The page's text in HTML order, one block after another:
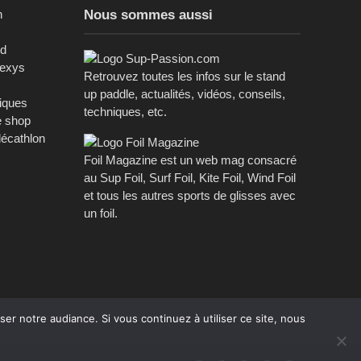
shop
Nous sommes aussi
Retrouvez toutes les infos sur le stand
up paddle, actualités, vidéos, conseils,
techniques, etc.
Foil Magazine est un web mag consacré
au Sup Foil, Surf Foil, Kite Foil, Wind Foil
et tous les autres sports de glisses avec
un foil.
notre audiance. Si vous continuez à utiliser ce site, nous